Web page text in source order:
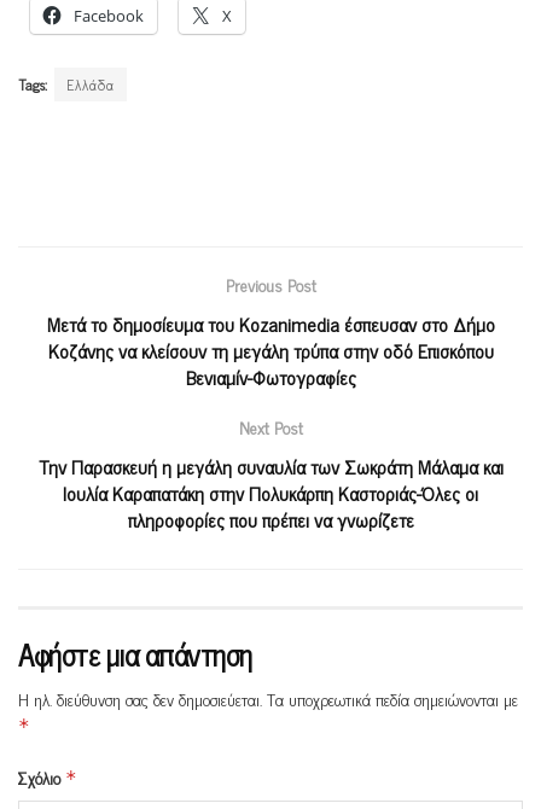
Facebook X
Tags: Ελλάδα
Previous Post
Μετά το δημοσίευμα του Kozanimedia έσπευσαν στο Δήμο
Κοζάνης να κλείσουν τη μεγάλη τρύπα στην οδό Επισκόπου
Βενιαμίν-Φωτογραφίες
Next Post
Την Παρασκευή η μεγάλη συναυλία των Σωκράτη Μάλαμα και
Ιουλία Καραπατάκη στην Πολυκάρπη Καστοριάς-Όλες οι
πληροφορίες που πρέπει να γνωρίζετε
Αφήστε μια απάντηση
Η ηλ. διεύθυνση σας δεν δημοσιεύεται.Τα υποχρεωτικά πεδία σημειώνονται με
*
Σχόλιο *